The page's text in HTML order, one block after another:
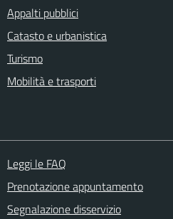
Appalti pubblici
Catasto e urbanistica
Turismo
Mobilità e trasporti
Leggi le FAQ
Prenotazione appuntamento
Segnalazione disservizio